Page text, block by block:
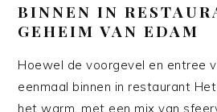
BINNEN IN
GEHEIM VAN EDAM
Hoewel de voorgevel en entree
eenmaal binnen in restaurant
het warm, met een mix van